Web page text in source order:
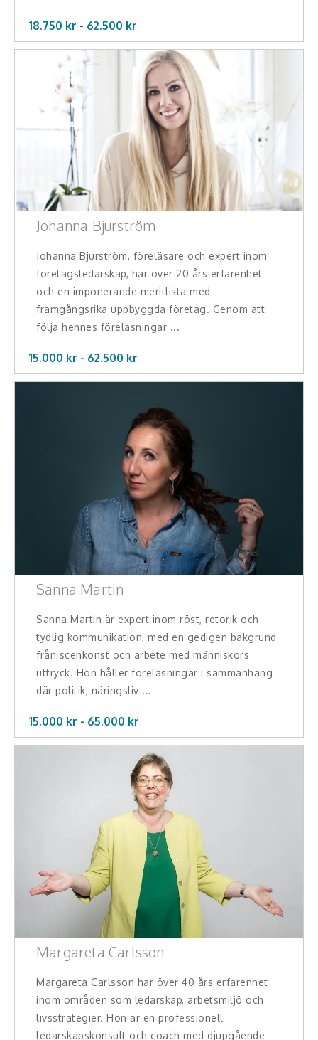
18.750 kr - 62.500 kr
Johanna Bjurström
Johanna Bjurström, föreläsare och expert inom
företagsledarskap, har över 20 års erfarenhet
och en imponerande meritlista med
framgångsrika uppbyggda företag. Genom att
följa hennes föreläsningar ...
15.000 kr - 62.500 kr
Sanna Martin
Sanna Martin är expert inom röst, retorik och
tydlig kommunikation, med en gedigen bakgrund
från scenkonst och arbete med människors
uttryck. Hon håller föreläsningar i sammanhang
där politik, näringsliv ...
15.000 kr - 65.000 kr
Margareta Carlsson
Margareta Carlsson har över 40 års erfarenhet
inom områden som ledarskap, arbetsmiljö och
livsstrategier. Hon är en professionell
ledarskapskonsult och coach med djupgående